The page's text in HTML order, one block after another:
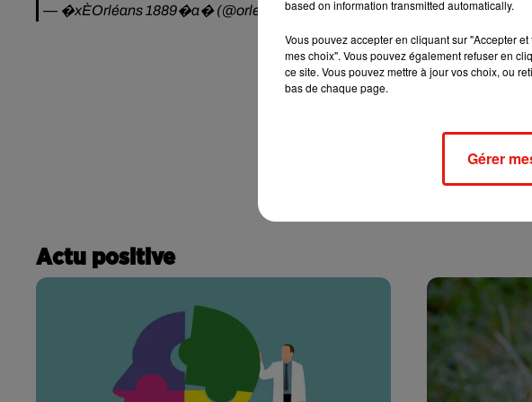
— �xÈOrléans 1889�a�️ (@orleans1889)12 novembre 2018
Actu positive
based on information transmitted automatically.
Vous pouvez accepter en cliquant sur "Accepter
mes choix". Vous pouvez également refuser en
ce site. Vous pouvez mettre à jour vos choix, ou
bas de chaque page.
Gérer